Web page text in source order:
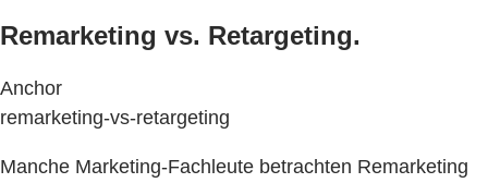
Remarketing vs. Retargeting.
Anchor
remarketing-vs-retargeting
Manche Marketing-Fachleute betrachten Remarketing